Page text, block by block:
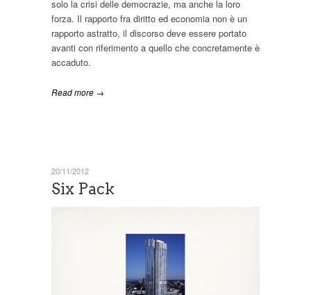
solo la crisi delle democrazie, ma anche la loro
forza. Il rapporto fra diritto ed economia non è un
rapporto astratto, il discorso deve essere portato
avanti con riferimento a quello che concretamente è
accaduto.
Read more →
Six Pack
20/11/2012